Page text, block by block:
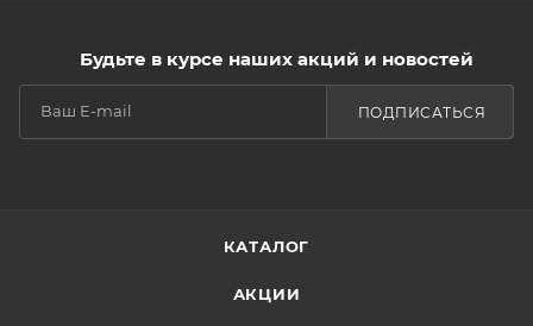
Будьте в курсе наших акций и новостей
ПОДПИСАТЬСЯ
КАТАЛОГ
АКЦИИ